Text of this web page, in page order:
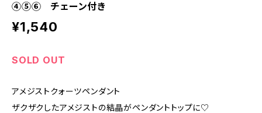
④⑤⑥ チェーン付き
¥1,540
SOLD OUT
アメジストクォーツペンダント
ザクザクしたアメジストの結晶がペンダントトップに♡